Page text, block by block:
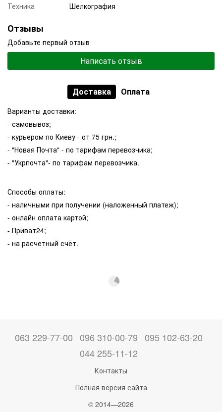
Техника
Шелкография
Отзывы
Добавьте первый отзыв
Написать отзыв
Доставка Оплата
Варианты доставки:
- самовывоз;
- курьером по Киеву - от 75 грн.;
- "Новая Почта" - по тарифам перевозчика;
- "Укрпочта"- по тарифам перевозчика.
Способы оплаты:
- наличными при получении (наложенный платеж);
- онлайн оплата картой;
- Приват24;
- на расчетный счёт.
063 229-77-00 096 310-00-79 095 102-63-20
044 255-11-12
Контакты
Полная версия сайта
© 2014—2026